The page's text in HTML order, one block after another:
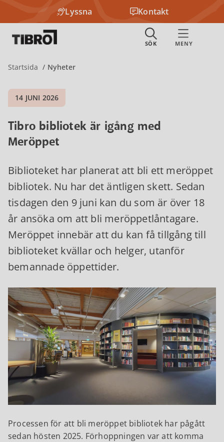
Lyssna Kontakt
Startsida Nyheter
14 JUNI 2026
Tibro bibliotek är igång med
Meröppet
Biblioteket har planerat att bli ett meröppet
bibliotek. Nu har det äntligen skett. Sedan
tisdagen den 9 juni kan du som är över 18
år ansöka om att bli meröppetlåntagare.
Meröppet innebär att du kan få tillgång till
biblioteket kvällar och helger, utanför
bemannade öppettider.
Processen för att bli meröppet bibliotek har pågått
sedan hösten 2025. Förhoppningen var att komma